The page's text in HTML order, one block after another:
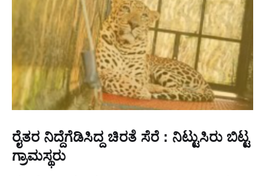
ರೈತರ ನಿದ್ದೆಗೆಡಿಸಿದ್ದ ಚಿರತೆ ಸೆರೆ : ನಿಟ್ಟುಸಿರು ಬಿಟ್ಟ
ಗ್ರಾಮಸ್ಥರು